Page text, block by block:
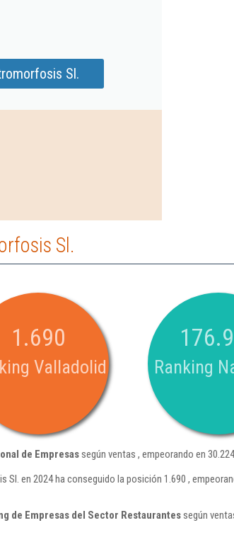
Sl.
Sl.
1.690
Valladolid Ranking
de Empresassegún ventas , empeorando en
Sl. en 2024 ha conseguido la posición 1.690 ,
de Empresas del Sector Restaurantessegún